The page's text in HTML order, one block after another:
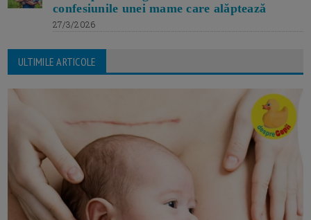
confesiunile unei mame care alăptează
27/3/2026
ULTIMILE ARTICOLE